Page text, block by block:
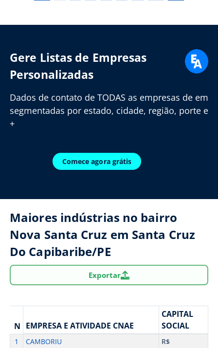
Gere Listas de Empresas
Personalizadas
Dados de contato de TODAS as empresas de em
segmentadas por estado, cidade, região, porte e
+
Comece agora grátis
Maiores indústrias no bairro
Nova Santa Cruz em Santa Cruz
Do Capibaribe/PE
Exportar
N EMPRESA E ATIVIDADE CNAE
CAPITAL
SOCIAL
1 CAMBORIU
R$